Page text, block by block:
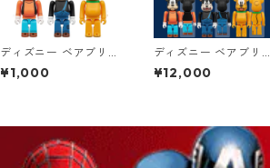
ディズニー ベアブリッ
ク BE@RBRICK CHAS
E DISNEY MICKEY M
¥1,000
ディズニー ベアブリッ
ク BE@RBRICK CHAS
E DISNEY MICKEY M
¥12,000